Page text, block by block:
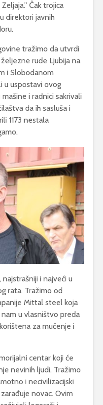
Čak trojica
direktori javnih
tražimo da utvrdi
rude Ljubija na
i Slobodanom
u uspostavi ovog
mašine i radnici sakrivali
da ih sasluša i
1173 nestala
i najveći u
rata. Tražimo od
Mittal steel koja
u vlasništvo preda
za mučenje i
centar koji će
nevinih ljudi. Tražimo
i necivilizacijski
novac. Ovim